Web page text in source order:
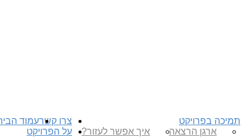
תמיכה בפרויקט
ארגן הרצאה
איך אפשר לעזור?
צרו קשרעמוד
על הפרויקט